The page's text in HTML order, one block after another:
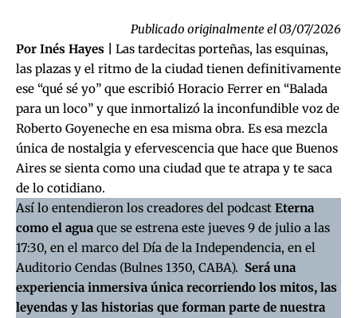
Publicado originalmente el 03/07/2026
Por Inés Hayes |
Las tardecitas porteñas, las esquinas,
las plazas y el ritmo de la ciudad tienen definitivamente
ese “qué sé yo” que escribió Horacio Ferrer en “Balada
para un loco” y que inmortalizó la inconfundible voz de
Roberto Goyeneche en esa misma obra. Es esa mezcla
única de nostalgia y efervescencia que hace que Buenos
Aires se sienta como una ciudad que te atrapa y te saca
de lo cotidiano.
Así lo entendieron los creadores del podcast Eterna
como el agua que se estrena este jueves 9 de julio a las
17:30, en el marco del Día de la Independencia, en el
Auditorio Cendas (Bulnes 1350, CABA). Será una
experiencia inmersiva única recorriendo los mitos, las
leyendas y las historias que forman parte de nuestra